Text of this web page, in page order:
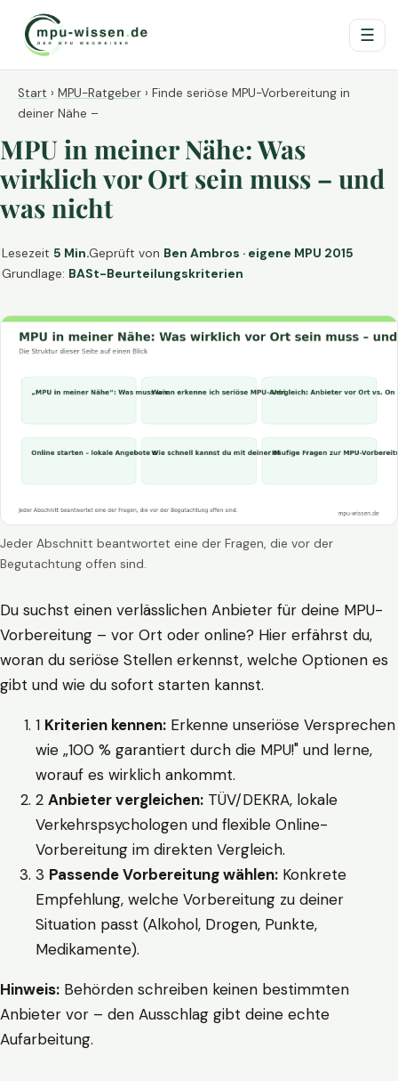
☰
Start › MPU-Ratgeber › Finde seriöse MPU-Vorbereitung in
deiner Nähe –
MPU in meiner Nähe: Was
wirklich vor Ort sein muss – und
was nicht
Lesezeit 5 Min.Geprüft von Ben Ambros · eigene MPU 2015
Grundlage: BASt-Beurteilungskriterien
Jeder Abschnitt beantwortet eine der Fragen, die vor der
Begutachtung offen sind.
Du suchst einen verlässlichen Anbieter für deine MPU-
Vorbereitung – vor Ort oder online? Hier erfährst du,
woran du seriöse Stellen erkennst, welche Optionen es
gibt und wie du sofort starten kannst.
1 Kriterien kennen: Erkenne unseriöse Versprechen
wie „100 % garantiert durch die MPU!" und lerne,
worauf es wirklich ankommt.
2 Anbieter vergleichen: TÜV/DEKRA, lokale
Verkehrspsychologen und flexible Online-
Vorbereitung im direkten Vergleich.
3 Passende Vorbereitung wählen: Konkrete
Empfehlung, welche Vorbereitung zu deiner
Situation passt (Alkohol, Drogen, Punkte,
Medikamente).
Hinweis: Behörden schreiben keinen bestimmten
Anbieter vor – den Ausschlag gibt deine echte
Aufarbeitung.